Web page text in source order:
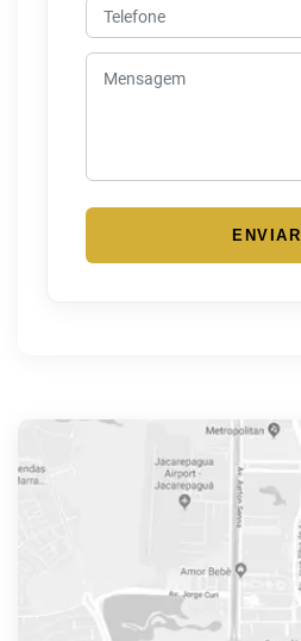
ENVIAR